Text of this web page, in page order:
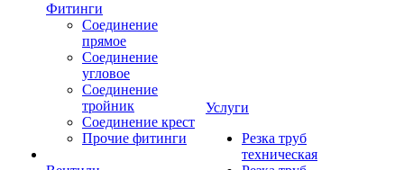
Фитинги
Соединение
прямое
Соединение
угловое
Соединение
тройник
Соединение крест
Прочие фитинги
Услуги
Резка труб
техническая